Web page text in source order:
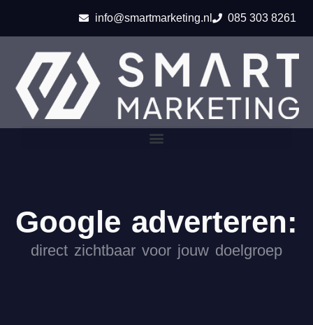
info@smartmarketing.nl 085 303 8261
Google adverteren:
direct zichtbaar voor jouw doelgroep